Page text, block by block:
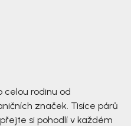
celou rodinu od
značek. Tisíce párů
si pohodlí v každém